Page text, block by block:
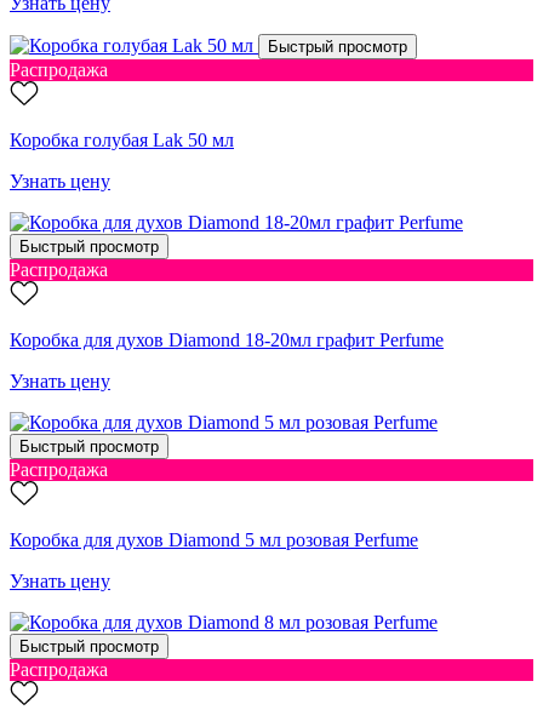
Быстрый просмотр
Распродажа
Коробка голубая Lak 50 мл
Узнать цену
Быстрый просмотр
Распродажа
Коробка для духов Diamond 18-20мл графит Perfume
Узнать цену
Быстрый просмотр
Распродажа
Коробка для духов Diamond 5 мл розовая Perfume
Узнать цену
Быстрый просмотр
Распродажа